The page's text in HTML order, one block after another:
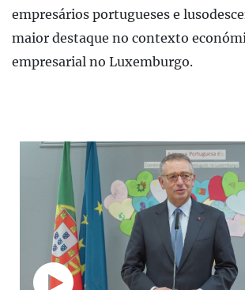
empresários portugueses e
maior destaque no contexto
empresarial no Luxemburgo.